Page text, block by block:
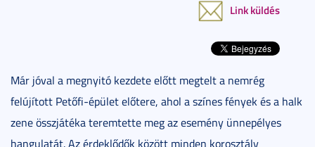
Link küldés
Már jóval a megnyitó kezdete előtt megtelt a nemrég
felújított Petőfi-épület előtere, ahol a színes fények és a halk
zene összjátéka teremtette meg az esemény ünnepélyes
hangulatát. Az érdeklődők között minden korosztály